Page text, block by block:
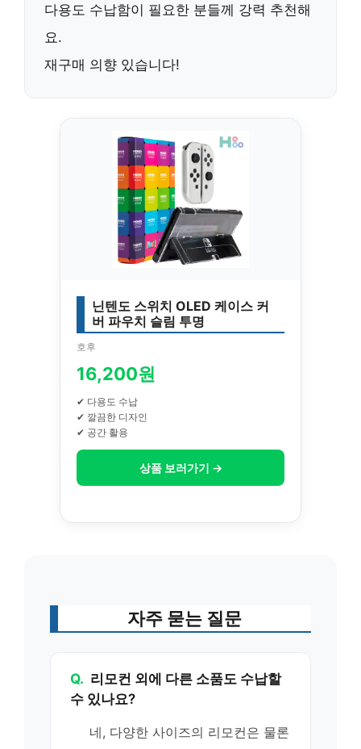
다용도 수납함이 필요한 분들께 강력 추천해
요.
재구매 의향 있습니다!
닌텐도 스위치 OLED 케이스 커
버 파우치 슬림 투명
호후
16,200원
✔ 다용도 수납
✔ 깔끔한 디자인
✔ 공간 활용
상품 보러가기 →
자주 묻는 질문
Q. 리모컨 외에 다른 소품도 수납할
수 있나요?
네, 다양한 사이즈의 리모컨은 물론